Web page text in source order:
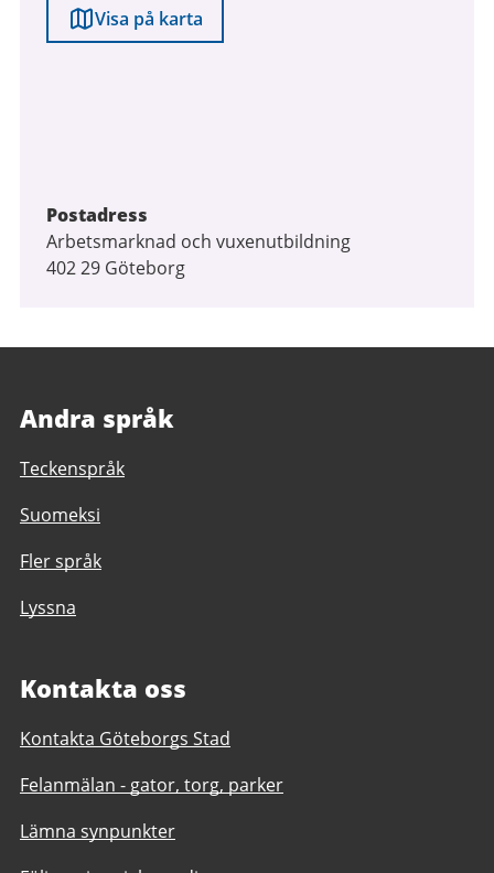
Visa på karta
Postadress
Arbetsmarknad och vuxenutbildning
402 29 Göteborg
Andra språk
Teckenspråk
Suomeksi
Fler språk
Lyssna
Kontakta oss
Kontakta Göteborgs Stad
Felanmälan - gator, torg, parker
Lämna synpunkter